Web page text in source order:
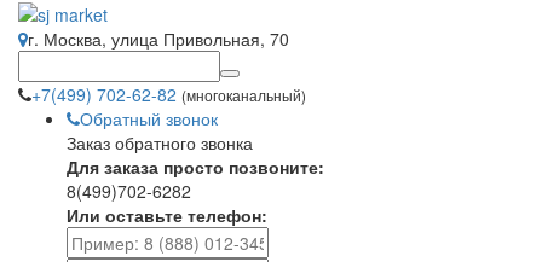
г. Москва, улица Привольная, 70
+7(499) 702-62-82 (многоканальный)
Обратный звонок
Заказ обратного звонка
Для заказа просто позвоните:
8(499)702-6282
Или оставьте телефон: